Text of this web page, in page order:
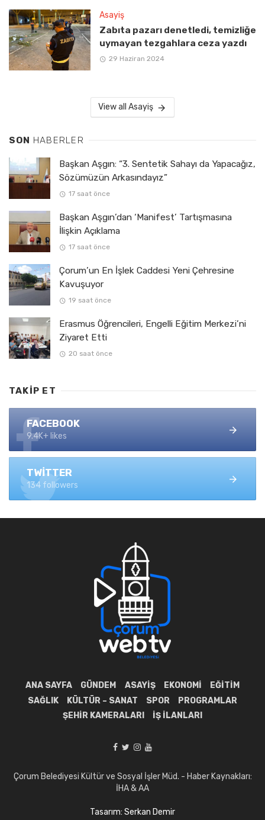
Asayiş
Zabıta pazarı denetledi, temizliğe
uymayan tezgahlara ceza yazdı
29 Haziran 2024
View all Asayiş
SON HABERLER
Başkan Aşgın: “3. Sentetik Sahayı da Yapacağız,
Sözümüzün Arkasındayız”
17 saat önce
Başkan Aşgın’dan ‘Manifest’ Tartışmasına
İlişkin Açıklama
17 saat önce
Çorum’un En İşlek Caddesi Yeni Çehresine
Kavuşuyor
19 saat önce
Erasmus Öğrencileri, Engelli Eğitim Merkezi’ni
Ziyaret Etti
20 saat önce
TAKIP ET
FACEBOOK
9.4K+ likes
TWITTER
134 followers
ANA SAYFA GÜNDEM ASAYIŞ EKONOMI
EĞITIM
SAĞLIK
KÜLTÜR – SANAT SPOR
PROGRAMLAR
ŞEHIR KAMERALARI
İŞ İLANLARI
Çorum Belediyesi Kültür ve Sosyal İşler Müd. - Haber Kaynakları:
İHA & AA
Tasarım: Serkan Demir